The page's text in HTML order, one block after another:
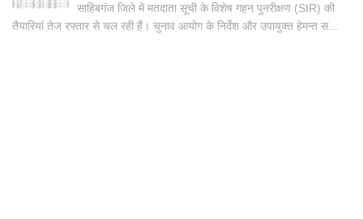
साहिबगंज जिले में मतदाता सूची के विशेष गहन पुनरीक्षण (SIR) की
तैयारियां तेज रफ्तार से चल रही हैं। चुनाव आयोग के निर्देश और उपायुक्त हेमन्त स...